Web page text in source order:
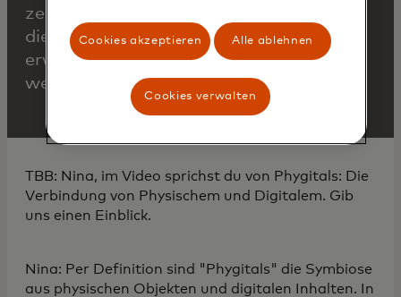
zeigt und wie
diese digital
erweitert
werden können.
TBB: Nina, im Video sprichst du von Phygitals: Die
Verbindung von Physischem und Digitalem. Gib
uns einen Einblick.
Nina: Per Definition sind "Phygitals" die Symbiose
aus physischen Objekten und digitalen Inhalten. In
Cookies akzeptieren Alle ablehnen
Cookies verwalten